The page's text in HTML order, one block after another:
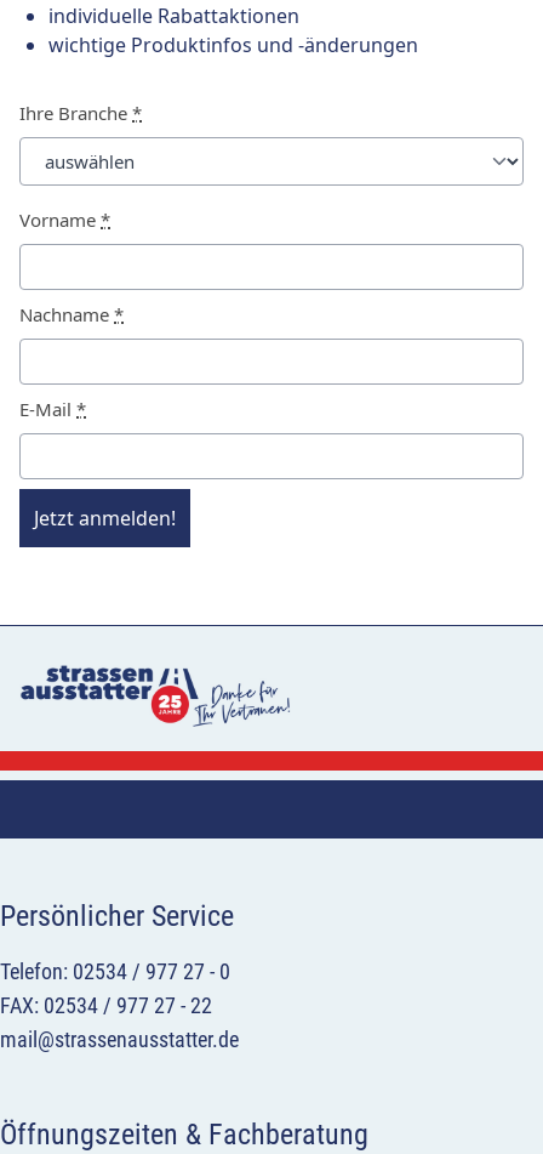
individuelle Rabattaktionen
wichtige Produktinfos und -änderungen
Ihre Branche *
Vorname *
Nachname *
E-Mail *
Jetzt anmelden!
Persönlicher Service
Telefon: 02534 / 977 27 - 0
FAX: 02534 / 977 27 - 22
mail@strassenausstatter.de
Öffnungszeiten & Fachberatung